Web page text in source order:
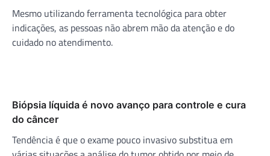
Mesmo utilizando ferramenta tecnológica para obter
indicações, as pessoas não abrem mão da atenção e do
cuidado no atendimento.
Biópsia líquida é novo avanço para controle e cura
do câncer
Tendência é que o exame pouco invasivo substitua em